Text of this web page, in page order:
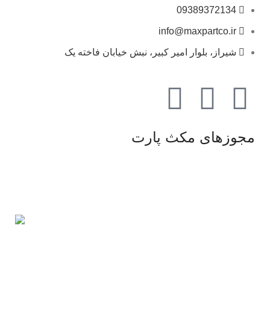
09389372134
info@maxpartco.ir
شیراز، بلوار امیر کبیر، نبش خیابان فاخته یک
مجوزهای مکث پارت